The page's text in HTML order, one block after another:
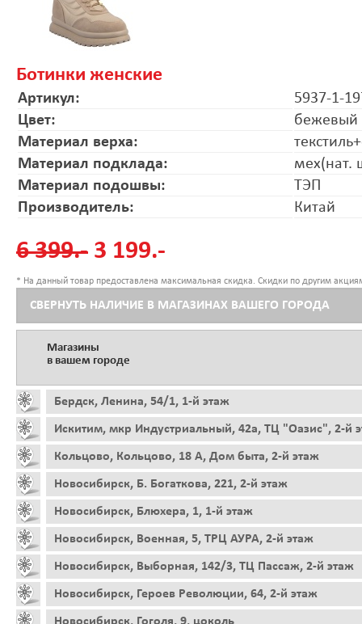
Ботинки женские
Артикул:
5937-1-
Цвет:
бежевый
Материал верха:
Материал подклада:
мех(нат.
Материал подошвы:
ТЭП
Производитель:
Китай
6 399.- 3 199.-
* На данный товар предоставлена максимальная скидка. Скидки по другим
СВЕРНУТЬ НАЛИЧИЕ В МАГАЗИНАХ ВАШЕГО ГОРОДА
Магазины
в вашем городе
Бердск, Ленина, 54/1, 1-й этаж
Искитим, мкр Индустриальный, 42а, ТЦ "Оазис", 2-й
Кольцово, Кольцово, 18 А, Дом быта, 2-й этаж
Новосибирск, Б. Богаткова, 221, 2-й этаж
Новосибирск, Блюхера, 1, 1-й этаж
Новосибирск, Военная, 5, ТРЦ АУРА, 2-й этаж
Новосибирск, Выборная, 142/3, ТЦ Пассаж, 2-й этаж
Новосибирск, Героев Революции, 64, 2-й этаж